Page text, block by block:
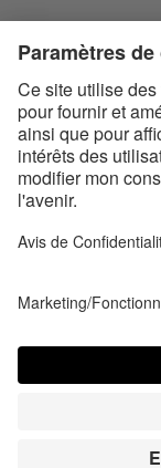
* La marque
utilisation de ces
Apple, le logo
d’Apple Inc.
Mode